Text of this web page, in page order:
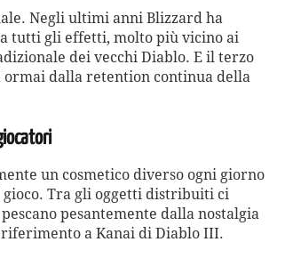
Negli ultimi anni Blizzard ha
tutti gli effetti, molto più vicino ai
dei vecchi Diablo. E il terzo
dalla retention continua della
un cosmetico diverso ogni giorno
Tra gli oggetti distribuiti ci
pesantemente dalla nostalgia
a Kanai di Diablo III.